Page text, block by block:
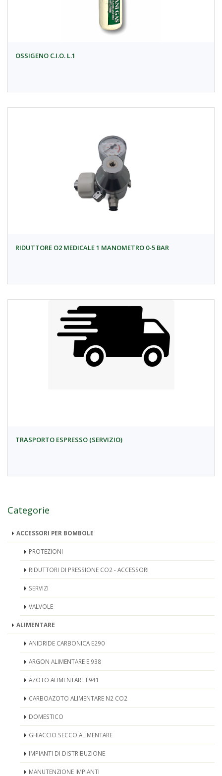
OSSIGENO C.I.O. L.1
RIDUTTORE O2 MEDICALE 1 MANOMETRO 0-5 BAR
TRASPORTO ESPRESSO (SERVIZIO)
Categorie
ACCESSORI PER BOMBOLE
PROTEZIONI
RIDUTTORI DI PRESSIONE CO2 - ACCESSORI
SERVIZI
VALVOLE
ALIMENTARE
ANIDRIDE CARBONICA E290
ARGON ALIMENTARE E 938
AZOTO ALIMENTARE E941
CARBOAZOTO ALIMENTARE N2 CO2
DOMESTICO
GHIACCIO SECCO ALIMENTARE
IMPIANTI DI DISTRIBUZIONE
MANUTENZIONE IMPIANTI